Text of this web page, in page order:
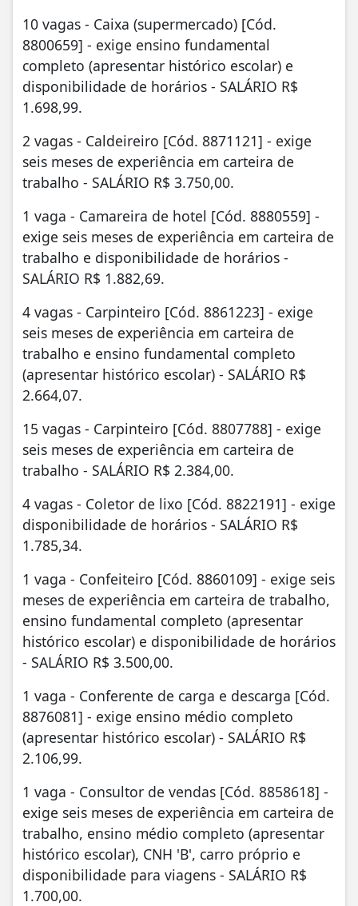
10 vagas - Caixa (supermercado) [Cód.
8800659] - exige ensino fundamental
completo (apresentar histórico escolar) e
disponibilidade de horários - SALÁRIO R$
1.698,99.
2 vagas - Caldeireiro [Cód. 8871121] - exige
seis meses de experiência em carteira de
trabalho - SALÁRIO R$ 3.750,00.
1 vaga - Camareira de hotel [Cód. 8880559] -
exige seis meses de experiência em carteira de
trabalho e disponibilidade de horários -
SALÁRIO R$ 1.882,69.
4 vagas - Carpinteiro [Cód. 8861223] - exige
seis meses de experiência em carteira de
trabalho e ensino fundamental completo
(apresentar histórico escolar) - SALÁRIO R$
2.664,07.
15 vagas - Carpinteiro [Cód. 8807788] - exige
seis meses de experiência em carteira de
trabalho - SALÁRIO R$ 2.384,00.
4 vagas - Coletor de lixo [Cód. 8822191] - exige
disponibilidade de horários - SALÁRIO R$
1.785,34.
1 vaga - Confeiteiro [Cód. 8860109] - exige seis
meses de experiência em carteira de trabalho,
ensino fundamental completo (apresentar
histórico escolar) e disponibilidade de horários
- SALÁRIO R$ 3.500,00.
1 vaga - Conferente de carga e descarga [Cód.
8876081] - exige ensino médio completo
(apresentar histórico escolar) - SALÁRIO R$
2.106,99.
1 vaga - Consultor de vendas [Cód. 8858618] -
exige seis meses de experiência em carteira de
trabalho, ensino médio completo (apresentar
histórico escolar), CNH 'B', carro próprio e
disponibilidade para viagens - SALÁRIO R$
1.700,00.